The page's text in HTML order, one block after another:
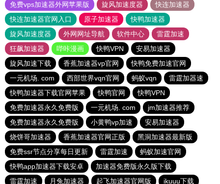
免费vps加速器外网苹果版
旋风加速度器
快连加速器
快连加速器官网入口
原子加速器
快鸭加速器
旋风加速度器
外网网址导航 软件中心
雷霆加速
狂飙加速器
哔咔漫画 快鸭VPN
安易加速器
旋风加速下载
香蕉加速器vp官网
快鸭免费加速官网
一元机场. com
西部世界vqn官网 蚂蚁vqn
雷霆加器速
快鸭加速器下载官网苹果
快鸭官网
快鸭VPN
免费加速器永久免费版
一元机场. com
jm加速器推荐
免费加速器永久免费版
小黄鸭vp加速
安易加速器
烧饼哥加速器
香蕉加速器官网正版
黑洞加速器最新版
免费ssr节点分享每日更新
雷霆加速
蚂蚁加速官网
快鸭app加速器下载安卓
加速器免费版永久版下载
雷霆加速
月兔加速器 起飞加速器官网版 ikuuu下载